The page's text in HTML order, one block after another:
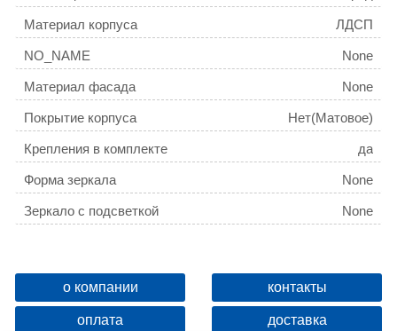
Материал корпуса ЛДСП
NO_NAME None
Материал фасада None
Покрытие корпуса Нет(Матовое)
Крепления в комплекте да
Форма зеркала None
Зеркало с подсветкой None
о компании контакты
оплата доставка